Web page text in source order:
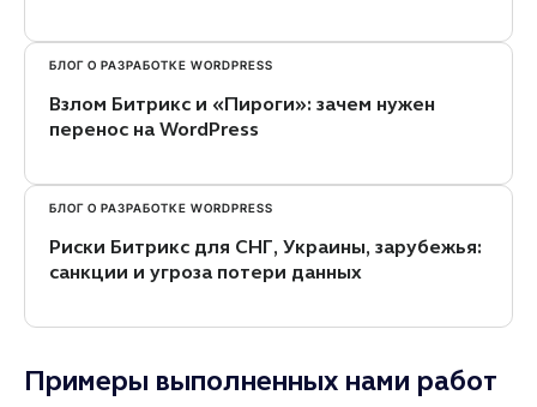
БЛОГ О РАЗРАБОТКЕ WORDPRESS
Взлом Битрикс и «Пироги»: зачем нужен
перенос на WordPress
БЛОГ О РАЗРАБОТКЕ WORDPRESS
Риски Битрикс для СНГ, Украины, зарубежья:
санкции и угроза потери данных
Примеры выполненных нами работ